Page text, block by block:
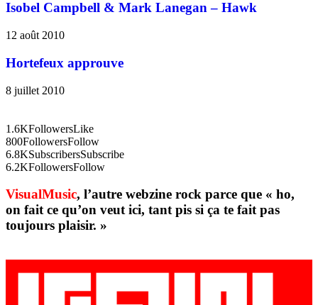
Isobel Campbell & Mark Lanegan – Hawk
12 août 2010
Hortefeux approuve
8 juillet 2010
1.6KFollowersLike
800FollowersFollow
6.8KSubscribersSubscribe
6.2KFollowersFollow
VisualMusic, l’autre webzine rock parce que « ho,
on fait ce qu’on veut ici, tant pis si ça te fait pas
toujours plaisir. »